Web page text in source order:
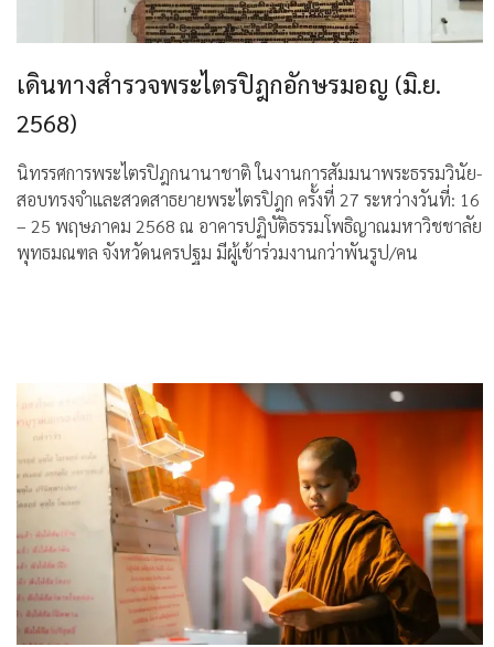
เดินทางสำรวจพระไตรปิฎกอักษรมอญ (มิ.ย.
2568)
นิทรรศการพระไตรปิฎกนานาชาติ ในงานการสัมมนาพระธรรมวินัย-
สอบทรงจำและสวดสาธยายพระไตรปิฎก ครั้งที่ 27 ระหว่างวันที่: 16
– 25 พฤษภาคม 2568 ณ อาคารปฏิบัติธรรมโพธิญาณมหาวิชชาลัย
พุทธมณฑล จังหวัดนครปฐม มีผู้เข้าร่วมงานกว่าพันรูป/คน